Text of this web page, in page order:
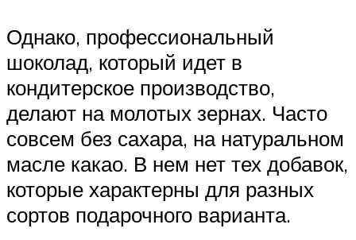
Однако, профессиональный
шоколад, который идет в
кондитерское производство,
делают на молотых зернах. Часто
совсем без сахара, на натуральном
масле какао. В нем нет тех добавок,
которые характерны для разных
сортов подарочного варианта.